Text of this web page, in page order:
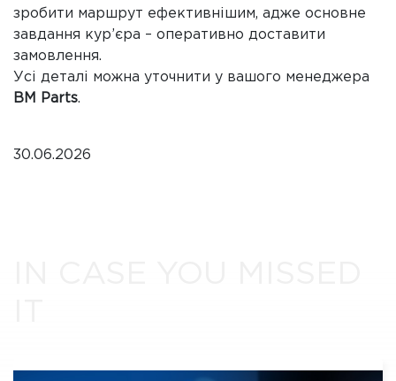
зробити маршрут ефективнішим, адже основне
завдання кур’єра – оперативно доставити
замовлення.
Усі деталі можна уточнити у вашого менеджера
BM Parts.
30.06.2026